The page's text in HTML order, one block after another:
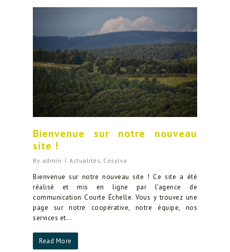
Bienvenue sur notre nouveau
site !
By admin Actualités, Cosylva
Bienvenue sur notre nouveau site ! Ce site a été
réalisé et mis en ligne par l’agence de
communication Courte Échelle. Vous y trouvez une
page sur notre coopérative, notre équipe, nos
services et…
Read More